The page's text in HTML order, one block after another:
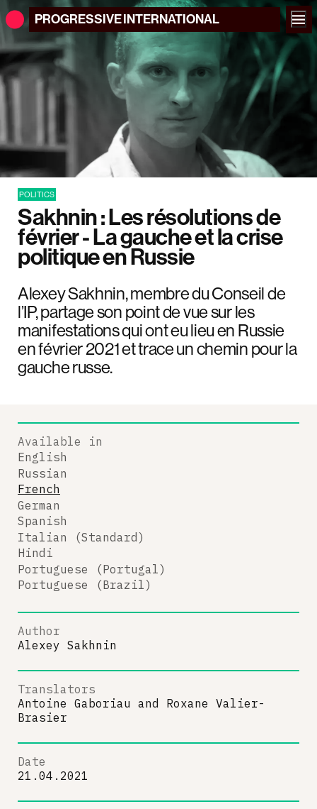
PROGRESSIVEINTERNATIONAL
POLITICS
Sakhnin : Les résolutions de
février - La gauche et la crise
politique en Russie
Alexey Sakhnin, membre du Conseil de
l’IP, partage son point de vue sur les
manifestations qui ont eu lieu en Russie
en février 2021 et trace un chemin pour la
gauche russe.
Available in
English
Russian
French
German
Spanish
Italian (Standard)
Hindi
Portuguese (Portugal)
Portuguese (Brazil)
Author
Alexey Sakhnin
Translators
Antoine Gaboriau and Roxane Valier-
Brasier
Date
21.04.2021